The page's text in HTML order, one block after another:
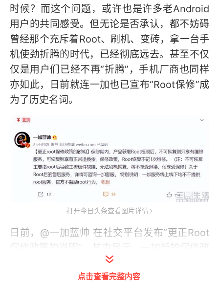
时候？而这个问题，或许也是许多老Android
用户的共同感受。但无论是否承认，都不妨碍
曾经那个充斥着Root、刷机、变砖，拿一台手
机使劲折腾的时代，已经彻底远去。甚至不仅
仅是用户们已经不再“折腾”，手机厂商也同样
亦如此，日前就连一加也已宣布“Root保修”成
为了历史名词。
打开今日头条查看图片详情
日前，@一加蓝帅 在社交平台发布“更正Root
保修政策的说明”。其中显示，一加新的保修政
策中明确Root可恢复才能享有正常的退换货和
保修政策，而不可恢复主要指的是Root后导致
点击查看完整内容